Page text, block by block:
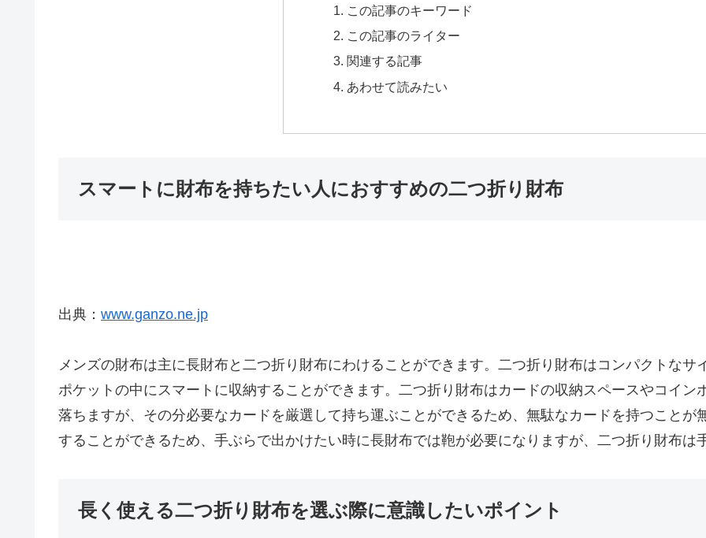
この記事のキーワード
この記事のライター
関連する記事
あわせて読みたい
スマートに財布を持ちたい人におすすめの二つ折り財布
出典： www.ganzo.ne.jp
メンズの財布は主に長財布と二つ折り財布にわけることができます。二つ折り財布はコンパクトな
ポケットの中にスマートに収納することができます。二つ折り財布はカードの収納スペースやコイ
落ちますが、その分必要なカードを厳選して持ち運ぶことができるため、無駄なカードを持つこと
することができるため、手ぶらで出かけたい時に長財布では鞄が必要になりますが、二つ折り財布は
長く使える二つ折り財布を選ぶ際に意識したいポイント